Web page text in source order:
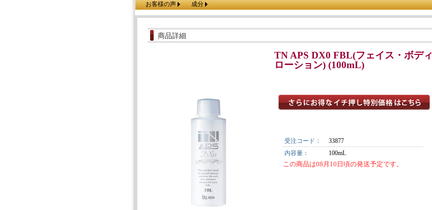
お客様の声 成分
商品詳細
TN APS DX0 FBL(フェイス・ボディ
ローション) (100mL)
受注コード：
33877
内容量：
100mL
この商品は08月10日頃の発送予定です。